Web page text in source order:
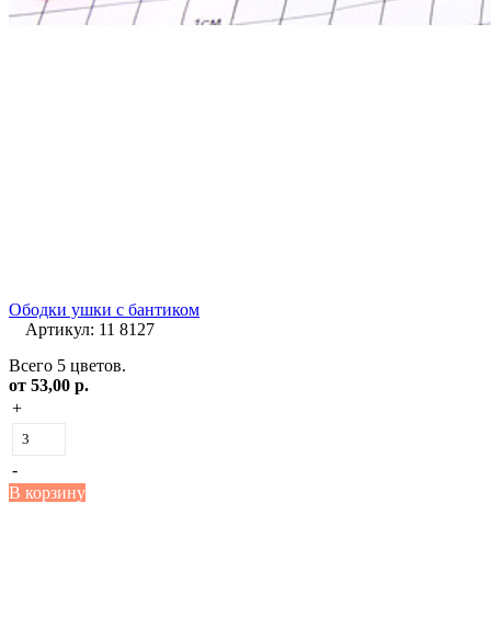
Ободки ушки с бантиком
Артикул: 11 8127
Всего 5 цветов.
от 53,00 р.
+
-
В корзину